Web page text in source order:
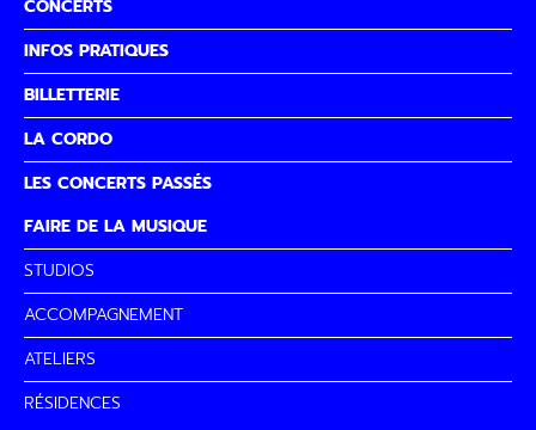
CONCERTS
INFOS PRATIQUES
BILLETTERIE
LA CORDO
LES CONCERTS PASSÉS
FAIRE DE LA MUSIQUE
STUDIOS
ACCOMPAGNEMENT
ATELIERS
RÉSIDENCES